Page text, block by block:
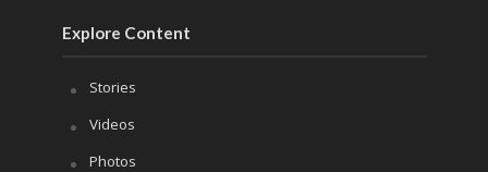
Explore Content
Stories
Videos
Photos